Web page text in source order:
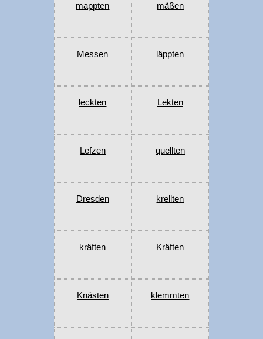
mappten mäßen
Messen läppten
leckten Lekten
Lefzen quellten
Dresden krellten
kräften Kräften
Knästen klemmten